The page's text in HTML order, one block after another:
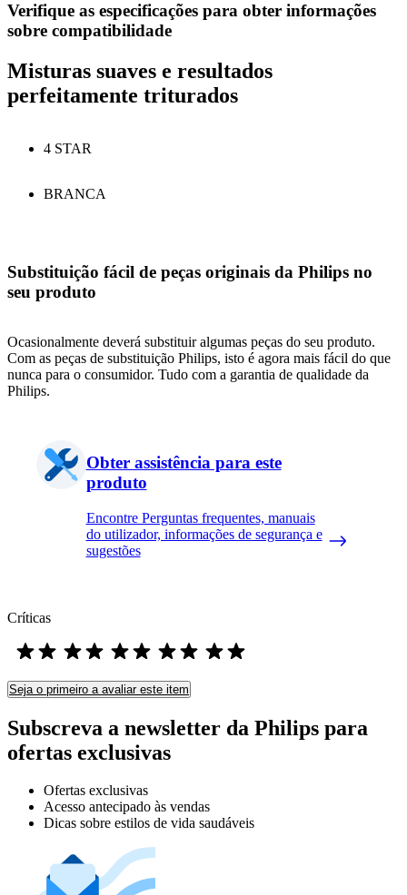
Verifique as especificações para obter informações
sobre compatibilidade
Misturas suaves e resultados
perfeitamente triturados
4 STAR
BRANCA
Substituição fácil de peças originais da Philips no
seu produto
Ocasionalmente deverá substituir algumas peças do seu produto.
Com as peças de substituição Philips, isto é agora mais fácil do que
nunca para o consumidor. Tudo com a garantia de qualidade da
Philips.
Obter assistência para este
produto
Encontre Perguntas frequentes, manuais
do utilizador, informações de segurança e
sugestões
Críticas
Seja o primeiro a avaliar este item
Subscreva a newsletter da Philips para
ofertas exclusivas
Ofertas exclusivas
Acesso antecipado às vendas
Dicas sobre estilos de vida saudáveis